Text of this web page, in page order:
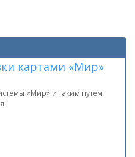
картами «Мир»
«Мир» и таким путем